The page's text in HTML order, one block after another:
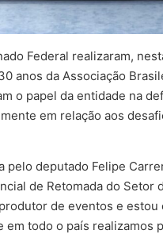
Federal realizaram,
anos da Associação
o papel da entidade na
em relação aos
pelo deputado Felipe
de Retomada do Setor
de eventos e
todo o país realizamos